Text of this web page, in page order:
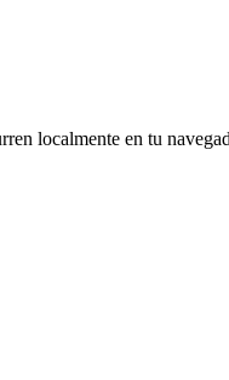
localmente en tu